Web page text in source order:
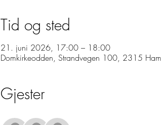
Tid og sted
21. juni 2026, 17:00 – 18:00
Domkirkeodden, Strandvegen 100, 2315
Gjester